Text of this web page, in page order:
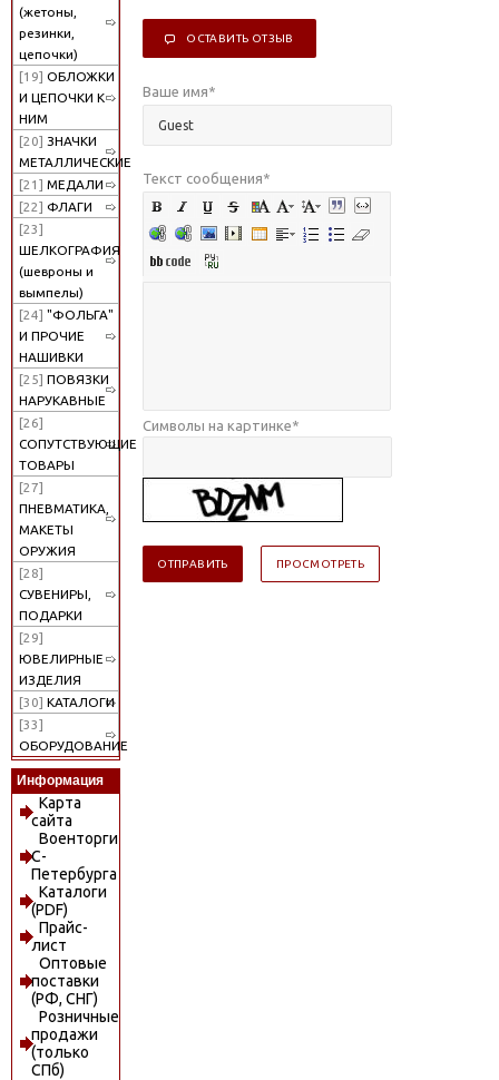
(жетоны,
резинки,
цепочки)
[19] ОБЛОЖКИ
И ЦЕПОЧКИ К
НИМ
[20] ЗНАЧКИ
МЕТАЛЛИЧЕСКИЕ
[21] МЕДАЛИ
[22] ФЛАГИ
[23]
ШЕЛКОГРАФИЯ
(шевроны и
вымпелы)
[24] "ФОЛЬГА"
И ПРОЧИЕ
НАШИВКИ
[25] ПОВЯЗКИ
НАРУКАВНЫЕ
[26]
СОПУТСТВУЮЩИЕ
ТОВАРЫ
[27]
ПНЕВМАТИКА,
МАКЕТЫ
ОРУЖИЯ
[28]
СУВЕНИРЫ,
ПОДАРКИ
[29]
ЮВЕЛИРНЫЕ
ИЗДЕЛИЯ
[30] КАТАЛОГИ
[33]
ОБОРУДОВАНИЕ
Информация
Карта
сайта
Военторги
С-
Петербурга
Каталоги
(PDF)
Прайс-
лист
Оптовые
поставки
(РФ, СНГ)
Розничные
продажи
(только
СПб)
ОСТАВИТЬ ОТЗЫВ
Ваше имя*
Текст сообщения*
Символы на картинке*